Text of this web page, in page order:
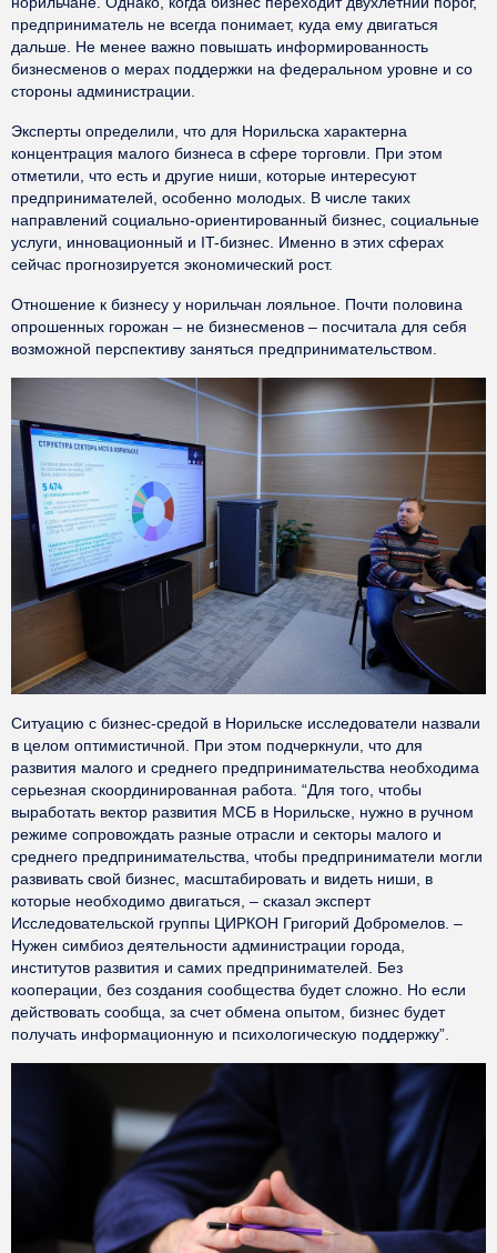
предприниматель не всегда понимает, куда ему двигаться
дальше. Не менее важно повышать информированность
бизнесменов о мерах поддержки на федеральном уровне и со
стороны администрации.
Эксперты определили, что для Норильска характерна
концентрация малого бизнеса в сфере торговли. При этом
отметили, что есть и другие ниши, которые интересуют
предпринимателей, особенно молодых. В числе таких
направлений социально-ориентированный бизнес, социальные
услуги, инновационный и IT-бизнес. Именно в этих сферах
сейчас прогнозируется экономический рост.
Отношение к бизнесу у норильчан лояльное. Почти половина
опрошенных горожан – не бизнесменов – посчитала для себя
возможной перспективу заняться предпринимательством.
Ситуацию с бизнес-средой в Норильске исследователи назвали
в целом оптимистичной. При этом подчеркнули, что для
развития малого и среднего предпринимательства необходима
серьезная скоординированная работа. “Для того, чтобы
выработать вектор развития МСБ в Норильске, нужно в ручном
режиме сопровождать разные отрасли и секторы малого и
среднего предпринимательства, чтобы предприниматели могли
развивать свой бизнес, масштабировать и видеть ниши, в
которые необходимо двигаться, – сказал эксперт
Исследовательской группы ЦИРКОН Григорий Добромелов. –
Нужен симбиоз деятельности администрации города,
институтов развития и самих предпринимателей. Без
кооперации, без создания сообщества будет сложно. Но если
действовать сообща, за счет обмена опытом, бизнес будет
получать информационную и психологическую поддержку”.